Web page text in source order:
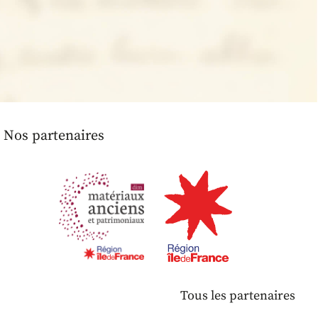
Nos partenaires
Tous les partenaires